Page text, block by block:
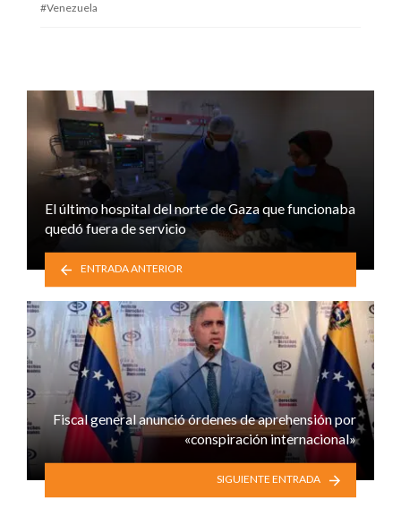
Venezuela
El último hospital del norte de Gaza que funcionaba
quedó fuera de servicio
ENTRADA ANTERIOR
Fiscal general anunció órdenes de aprehensión por
«conspiración internacional»
SIGUIENTE ENTRADA